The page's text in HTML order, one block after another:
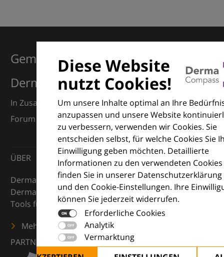
Diese Website
nutzt Cookies!
Um unsere Inhalte optimal an Ihre
anzupassen und unsere Website
zu verbessern, verwenden wir Cookies. Sie
entscheiden selbst, für welche Cookies Sie
Einwilligung geben möchten. Detaillierte
Informationen zu den verwendeten Cookies
finden Sie in unserer Datenschutzerklärung
und den Cookie-Einstellungen. Ihre
können Sie jederzeit widerrufen.
Erforderliche Cookies
Analytik
Vermarktung
Gemeinsam für Exzellenz in der
Dermatologie
In Zusammenarbeit mit dem European Dermatology
Forum (EDF) und Euroderm Excellence
ÜBER
DermaCompass ist Ihr digitaler Kompass für die
Dermatologie – mit Wissen, Bildern und praktischen
Tools für den klinischen Alltag.
Mehr erfahren
PARTNER